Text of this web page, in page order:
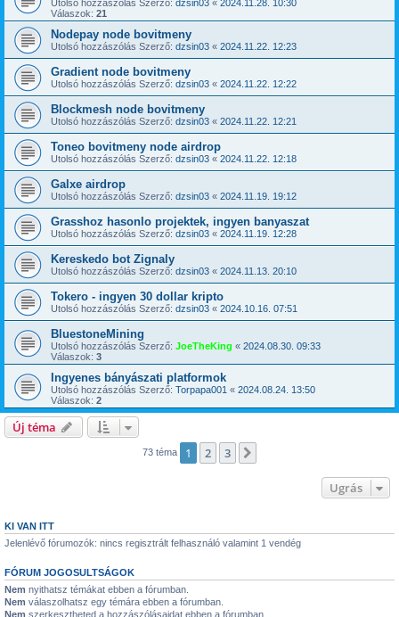
Utolsó hozzászólás Szerző: dzsin03 « 2024.11.28. 10:30
Válaszok: 21
Nodepay node bovitmeny
Utolsó hozzászólás Szerző: dzsin03 « 2024.11.22. 12:23
Gradient node bovitmeny
Utolsó hozzászólás Szerző: dzsin03 « 2024.11.22. 12:22
Blockmesh node bovitmeny
Utolsó hozzászólás Szerző: dzsin03 « 2024.11.22. 12:21
Toneo bovitmeny node airdrop
Utolsó hozzászólás Szerző: dzsin03 « 2024.11.22. 12:18
Galxe airdrop
Utolsó hozzászólás Szerző: dzsin03 « 2024.11.19. 19:12
Grasshoz hasonlo projektek, ingyen banyaszat
Utolsó hozzászólás Szerző: dzsin03 « 2024.11.19. 12:28
Kereskedo bot Zignaly
Utolsó hozzászólás Szerző: dzsin03 « 2024.11.13. 20:10
Tokero - ingyen 30 dollar kripto
Utolsó hozzászólás Szerző: dzsin03 « 2024.10.16. 07:51
BluestoneMining
Utolsó hozzászólás Szerző: JoeTheKing « 2024.08.30. 09:33
Válaszok: 3
Ingyenes bányászati platformok
Utolsó hozzászólás Szerző: Torpapa001 « 2024.08.24. 13:50
Válaszok: 2
Új téma
73 téma 1 2 3
Ugrás
KI VAN ITT
Jelenlévő fórumozók: nincs regisztrált felhasználó valamint 1 vendég
FÓRUM JOGOSULTSÁGOK
Nem nyithatsz témákat ebben a fórumban.
Nem válaszolhatsz egy témára ebben a fórumban.
Nem szerkesztheted a hozzászólásaidat ebben a fórumban.